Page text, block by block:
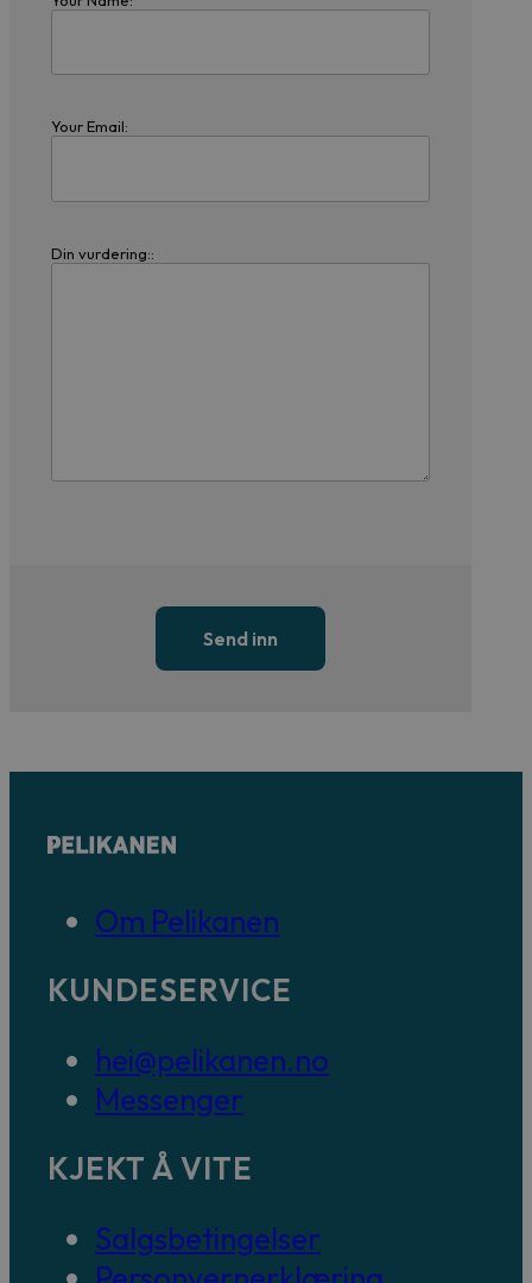
Your Email:
Din vurdering::
Send inn
Om Pelikanen
KUNDESERVICE
hei@pelikanen.no
Messenger
KJEKT Å VITE
Salgsbetingelser